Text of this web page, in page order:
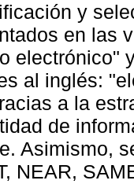
y
en las
electrónico"
al inglés:
a la
de
Asimismo,
NEAR,